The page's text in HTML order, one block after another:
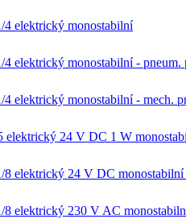
4 elektrický monostabilní
4 elektrický monostabilní - pneum.
4 elektrický monostabilní - mech.
elektrický 24 V DC 1 W
8 elektrický 24 V DC monostabilní
8 elektrický 230 V AC